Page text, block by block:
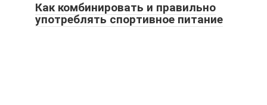
Как комбинировать и правильно
употреблять спортивное питание